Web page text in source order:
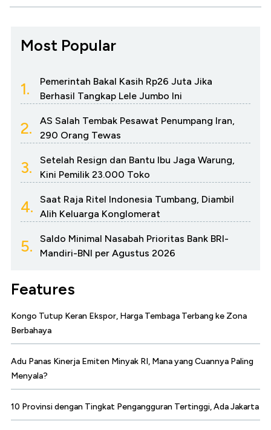
Most Popular
1.
Pemerintah Bakal Kasih Rp26 Juta Jika
Berhasil Tangkap Lele Jumbo Ini
2.
AS Salah Tembak Pesawat Penumpang Iran,
290 Orang Tewas
3.
Setelah Resign dan Bantu Ibu Jaga Warung,
Kini Pemilik 23.000 Toko
4.
Saat Raja Ritel Indonesia Tumbang, Diambil
Alih Keluarga Konglomerat
5.
Saldo Minimal Nasabah Prioritas Bank BRI-
Mandiri-BNI per Agustus 2026
Features
Kongo Tutup Keran Ekspor, Harga Tembaga Terbang ke Zona
Berbahaya
Adu Panas Kinerja Emiten Minyak RI, Mana yang Cuannya Paling
Menyala?
10 Provinsi dengan Tingkat Pengangguran Tertinggi, Ada Jakarta